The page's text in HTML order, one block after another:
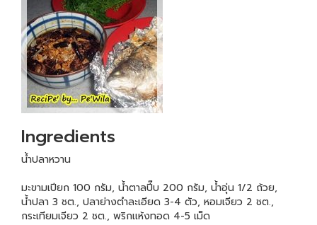
Ingredients
น้ำปลาหวาน
มะขามเปียก 100 กรัม, น้ำตาลปี๊บ 200 กรัม, น้ำอุ่น 1/2 ถ้วย,
น้ำปลา 3 ชต., ปลาย่างตำละเอียด 3-4 ตัว, หอมเจียว 2 ชต.,
กระเทียมเจียว 2 ชต., พริกแห้งทอด 4-5 เม็ด